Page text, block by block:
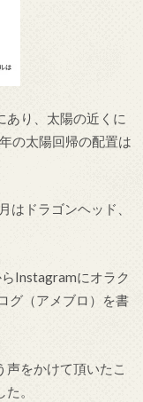
あり、太陽の近くに
の太陽回帰の配置は
はドラゴンヘッド、
Instagramにオラク
グ（アメブロ）を書
をかけて頂いたこ
。